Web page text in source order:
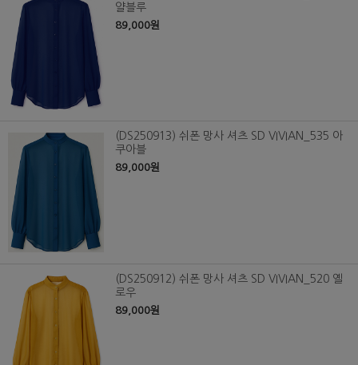
얄블루
89,000원
(DS250913) 쉬폰 망사 셔츠 SD VIVIAN_535 아
쿠아블
89,000원
(DS250912) 쉬폰 망사 셔츠 SD VIVIAN_520 옐
로우
89,000원